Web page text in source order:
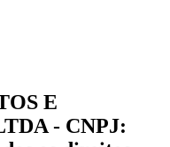
E
- CNPJ: